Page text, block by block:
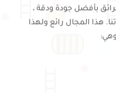
بأفضل جودة ودقة ،
المجال رائع ولهذا